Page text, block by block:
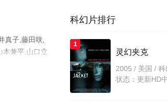
真子,藤田咲,
本兼平,山口立
影大全就上
科幻片排行
1
灵幻夹克
2005 / 美国 / 科
状态：更新HD